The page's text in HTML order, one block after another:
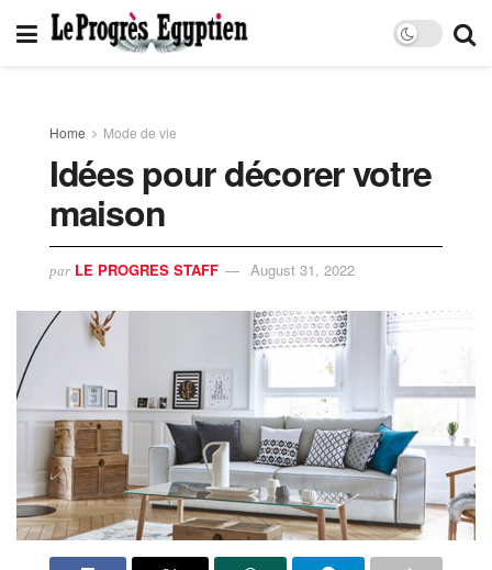
Home Mode de vie
Idées pour décorer votre
maison
par LE PROGRES STAFF August 31, 2022